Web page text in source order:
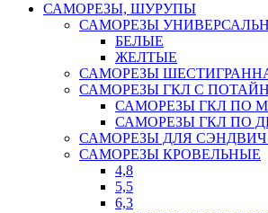
САМОРЕЗЫ, ШУРУПЫ
САМОРЕЗЫ
БЕЛЫЕ
ЖЕЛТЫЕ
САМОРЕЗЫ
САМОРЕЗЫ ГКЛ С
САМОРЕЗЫ ГКЛ ПО
САМОРЕЗЫ ГКЛ ПО
САМОРЕЗЫ ДЛЯ СЭНДВИЧ
САМОРЕЗЫ КРОВЕЛЬНЫЕ
4,8
5,5
6,3